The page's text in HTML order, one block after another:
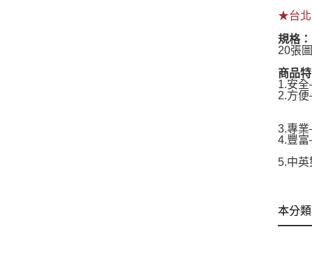
★台北
規格：
20張
商品
1.安
2.方
3.專
4.豐
5.中
本分